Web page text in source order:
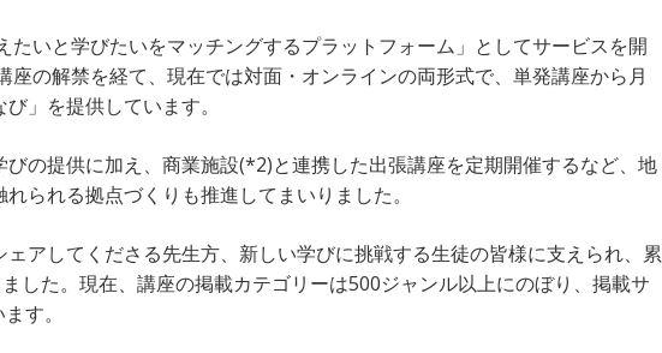
たいと学びたいをマッチングするプラットフォーム」としてサービスを開
の解禁を経て、現在では対面・オンラインの両形式で、単発講座から月
」を提供しています。
の提供に加え、商業施設(*2)と連携した出張講座を定期開催するなど、地
られる拠点づくりも推進してまいりました。
アしてくださる先生方、新しい学びに挑戦する生徒の皆様に支えられ、累
した。現在、講座の掲載カテゴリーは500ジャンル以上にのぼり、掲載サ
す。